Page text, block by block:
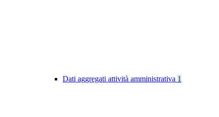
Dati aggregati attività amministrativa 1